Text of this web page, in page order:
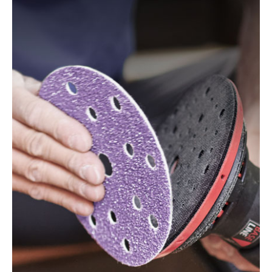
ES 125, ES 125 E, ES 125 E-Plus, ES
125 Plus